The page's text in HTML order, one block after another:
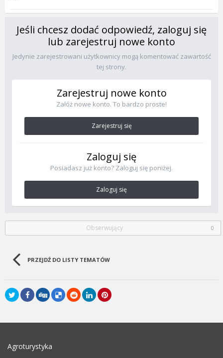
Jeśli chcesz dodać odpowiedź, zaloguj się
lub zarejestruj nowe konto
Jedynie zarejestrowani użytkownicy mogą komentować zawartość
tej strony.
Zarejestruj nowe konto
Załóż nowe konto. To bardzo proste!
Zarejestruj się
Zaloguj się
Posiadasz już konto? Zaloguj się poniżej.
Zaloguj się
Obserwujący 0
PRZEJDŹ DO LISTY TEMATÓW
Agroturystyka